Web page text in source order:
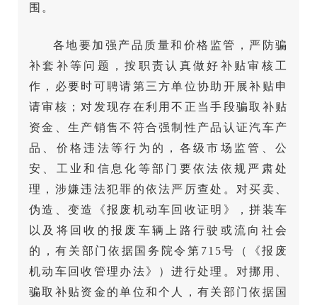
围。
各地要加强产品质量和价格监管，严防骗
补套补等问题，按职责认真做好补贴审核工
作，必要时可聘请第三方单位协助开展补贴申
请审核；对发现存在利用不正当手段骗取补贴
资金、生产销售不符合强制性产品认证汽车产
品、价格违法等行为的，各级市场监管、公
安、工业和信息化等部门要依法依规严肃处
理，涉嫌违法犯罪的依法严厉查处。对买卖、
伪造、变造《报废机动车回收证明》，拼装车
以及将回收的报废车辆上路行驶或流向社会
的，有关部门依据国务院令第715号（《报废
机动车回收管理办法》）进行处理。对挪用、
骗取补贴资金的单位和个人，有关部门依据国